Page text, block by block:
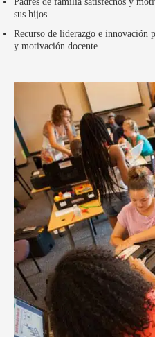
sus hijos.
Recurso de liderazgo e innovación
y motivación docente.